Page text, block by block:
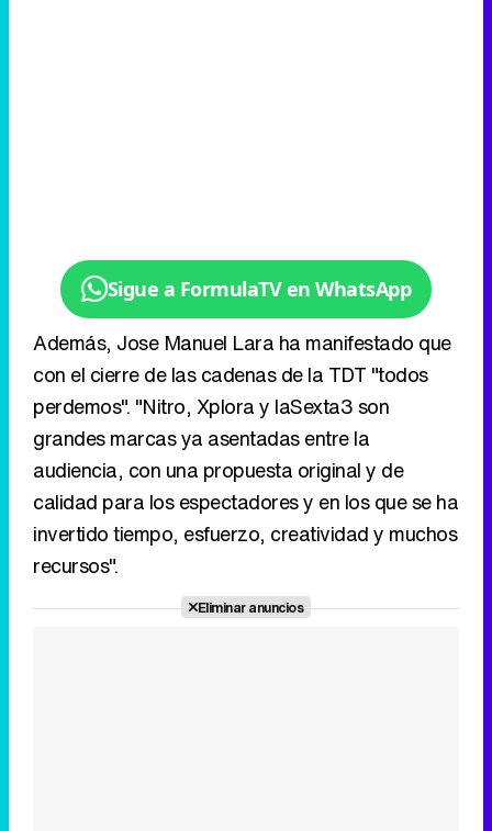
Sigue a FormulaTV en WhatsApp
Además, Jose Manuel Lara ha manifestado que
con el cierre de las cadenas de la TDT "todos
perdemos". "Nitro, Xplora y laSexta3 son
grandes marcas ya asentadas entre la
audiencia, con una propuesta original y de
calidad para los espectadores y en los que se ha
invertido tiempo, esfuerzo, creatividad y muchos
recursos".
Eliminar anuncios